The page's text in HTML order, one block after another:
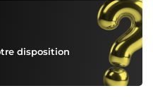
disposition